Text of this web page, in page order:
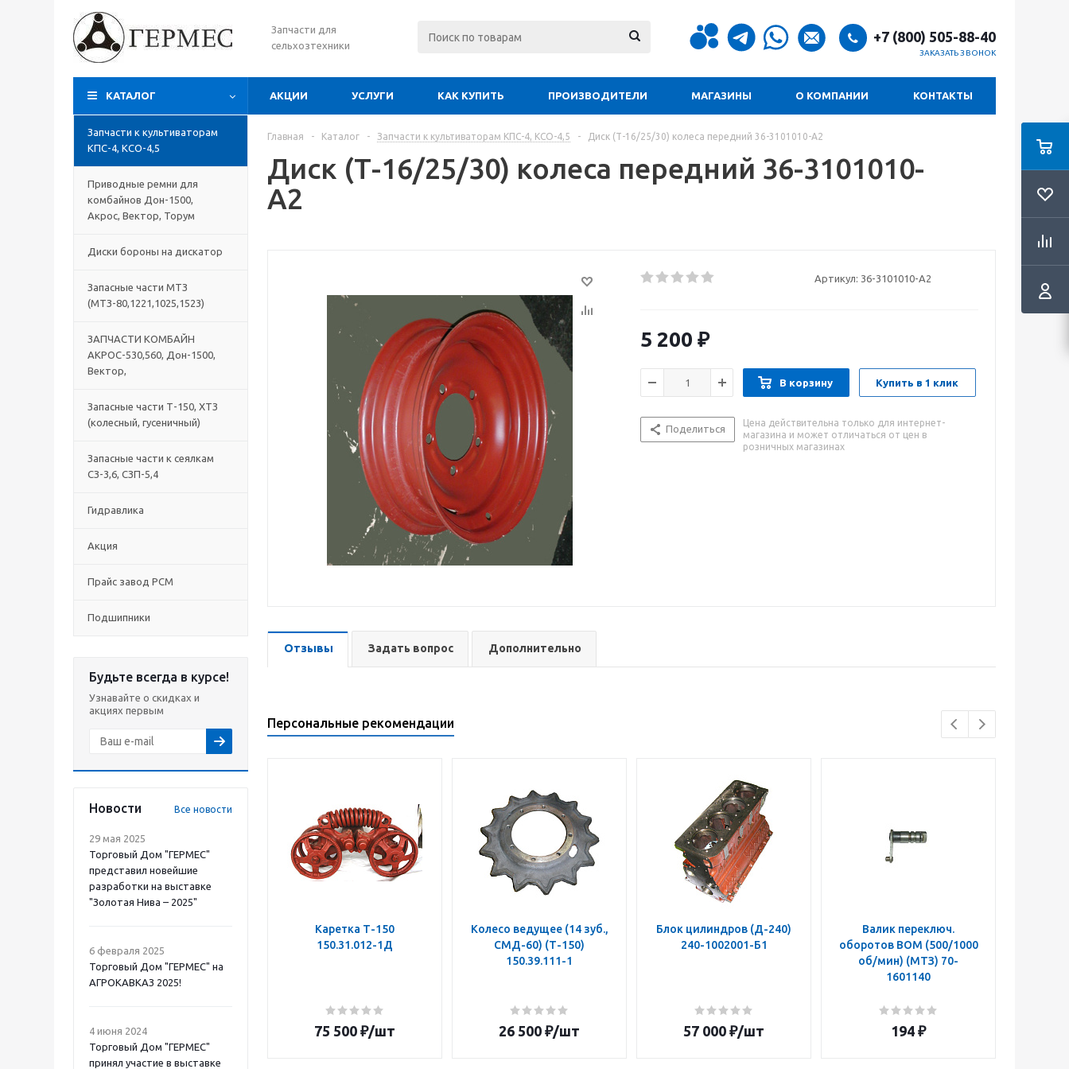
Запчасти для
сельхозтехники
+7 (800) 505-88-40
ЗАКАЗАТЬ ЗВОНОК
КАТАЛОГ АКЦИИ УСЛУГИ КАК КУПИТЬ ПРОИЗВОДИТЕЛИ МАГАЗИНЫ О КОМПАНИИ КОНТАКТЫ
Запчасти к культиваторам
КПС-4, КСО-4,5
Приводные ремни для
комбайнов Дон-1500,
Акрос, Вектор, Торум
Диски бороны на дискатор
Запасные части МТЗ
(МТЗ-80,1221,1025,1523)
ЗАПЧАСТИ КОМБАЙН
АКРОС-530,560, Дон-1500,
Вектор,
Запасные части Т-150, ХТЗ
(колесный, гусеничный)
Запасные части к сеялкам
СЗ-3,6, СЗП-5,4
Гидравлика
Акция
Прайс завод РСМ
Подшипники
Будьте всегда в курсе!
Узнавайте о скидках и
акциях первым
Новости Все новости
29 мая 2025
Торговый Дом "ГЕРМЕС"
представил новейшие
разработки на выставке
"Золотая Нива – 2025"
6 февраля 2025
Торговый Дом "ГЕРМЕС" на
АГРОКАВКАЗ 2025!
4 июня 2024
Торговый Дом "ГЕРМЕС"
принял участие в выставке
Главная - Каталог - Запчасти к культиваторам КПС-4, КСО-4,5 - Диск (Т-16/25/30) колеса передний 36-3101010-А2
Диск (Т-16/25/30) колеса передний 36-3101010-
А2
Артикул: 36-3101010-А2
5 200 ₽
В корзину Купить в 1 клик
Поделиться
Цена действительна только для интернет-
магазина и может отличаться от цен в
розничных магазинах
Отзывы Задать вопрос Дополнительно
Персональные рекомендации
Каретка Т-150
150.31.012-1Д
75 500 ₽/шт
Колесо ведущее (14 зуб.,
СМД-60) (Т-150)
150.39.111-1
26 500 ₽/шт
Блок цилиндров (Д-240)
240-1002001-Б1
57 000 ₽/шт
Валик переключ.
оборотов ВОМ (500/1000
об/мин) (МТЗ) 70-
1601140
194 ₽